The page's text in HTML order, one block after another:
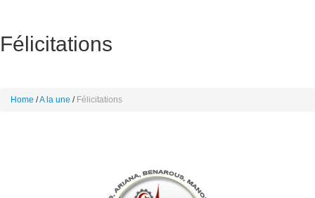
Félicitations
Home A la une Félicitations